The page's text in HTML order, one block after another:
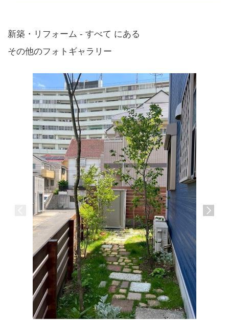
新築・リフォーム - すべて にある
その他のフォトギャラリー